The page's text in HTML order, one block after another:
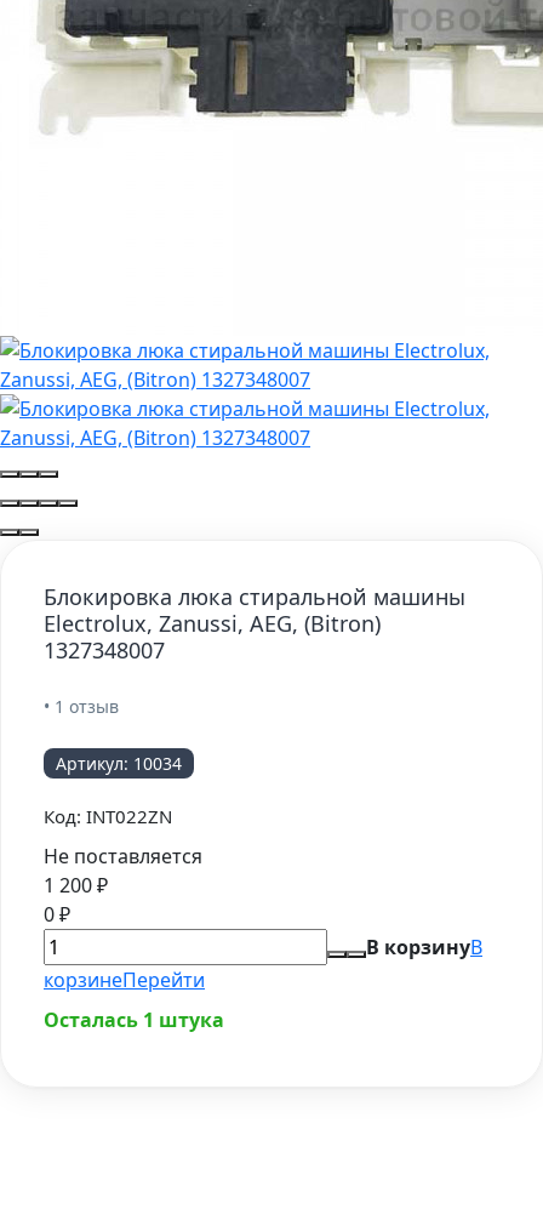
Блокировка люка стиральной машины
Electrolux, Zanussi, AEG, (Bitron)
1327348007
• 1 отзыв
Артикул: 10034
Код: INT022ZN
Не поставляется
1 200₽
0₽
В корзинуВ
корзинеПерейти
Осталась 1 штука